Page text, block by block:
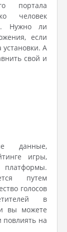
портала
человек
. Нужно ли
если
А
свой и
данные,
игры,
путем
голосов
в
вы можете
повлиять на